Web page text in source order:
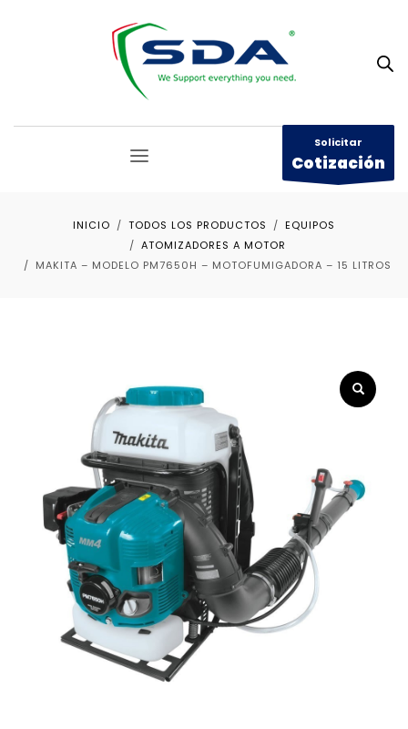
Solicitar
Cotización
INICIO TODOS LOS PRODUCTOS
EQUIPOS
ATOMIZADORES A MOTOR
MAKITA – MODELO PM7650H – MOTOFUMIGADORA – 15 LITROS